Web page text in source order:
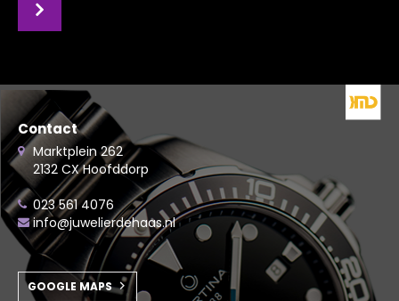
Contact
Marktplein 262
2132 CX Hoofddorp
023 561 4076
info@juwelierdehaas.nl
GOOGLE MAPS